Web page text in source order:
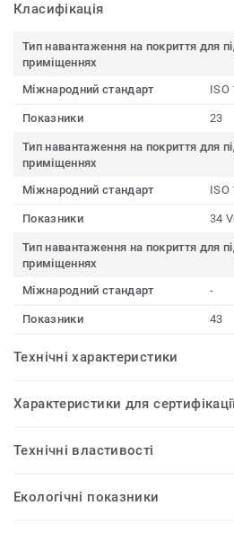
Класифікація
Тип навантаження на покриття для
приміщеннях
Міжнародний стандарт
ISO
Показники 23
Тип навантаження на покриття для
приміщеннях
Міжнародний стандарт
ISO
Показники 34
Тип навантаження на покриття для
приміщеннях
Міжнародний стандарт
-
Показники 43
Технічні характеристики
Характеристики для
Технічні властивості
Екологічні показники